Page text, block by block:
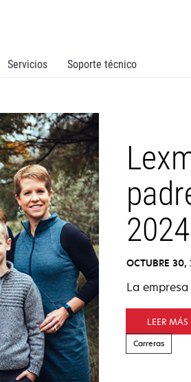
Servicios Soporte técnico
2024
OCTUBRE
La
LEER MÁS
Carreras